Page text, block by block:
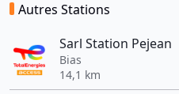
Autres Stations
Sarl Station Pejean
Bias
14,1 km